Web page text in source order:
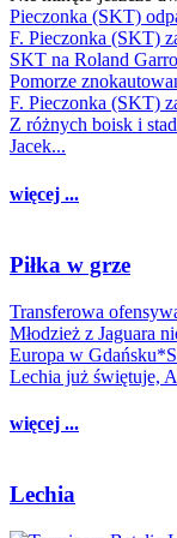
Pieczonka (SKT)
F. Pieczonka (SKT)
SKT na Roland
Pomorze
F. Pieczonka (SKT)
Z różnych boisk i
Jacek...
więcej ...
Piłka w grze
Transferowa
Młodzież z Jaguara
Europa w
Lechia już świętuje,
więcej ...
Lechia